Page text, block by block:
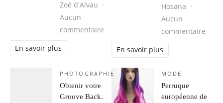
Zoé d'Alvau
Aucun
commentaire sur Cuba, une destination idéale
En savoir plus
Hosana
Aucun
commentaire
En savoir plus
PHOTOGRAPHIE
Obtenir votre
Groove Back.
MODE
Perruque
européenne de